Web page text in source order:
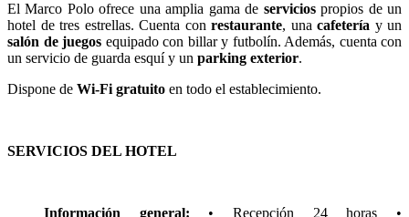
El Marco Polo ofrece una amplia gama de serviciospropios de un
hotel de tres estrellas. Cuenta con restaurante, una cafetería y un
salón de juegos equipado con billar y futbolín. Además, cuenta con
un servicio de guarda esquí y un parking exterior.
Dispone de Wi-Fi gratuito en todo el establecimiento.
SERVICIOS DEL HOTEL
Información general: • Recepción 24 horas •